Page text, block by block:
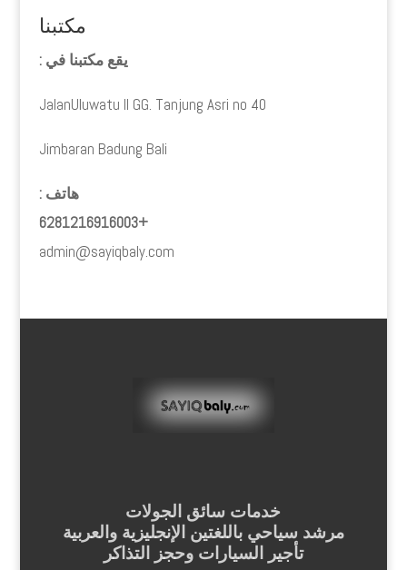
مكتبنا
يقع مكتبنا في :
JalanUluwatu II GG. Tanjung Asri no 40
Jimbaran Badung Bali
هاتف :
+6281216916003
admin@sayiqbaly.com
خدمات سائق الجولات
مرشد سياحي باللغتين الإنجليزية والعربية
تأجير السيارات وحجز التذاكر